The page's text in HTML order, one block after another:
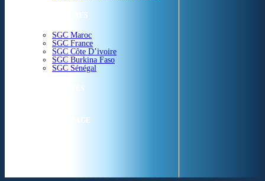
NOS CENTRES
SGC Maroc
SGC France
SGC Côte D’ivoire
SGC Burkina Faso
SGC Sénégal
ACTUALITÉS
SGC EN IMAGE